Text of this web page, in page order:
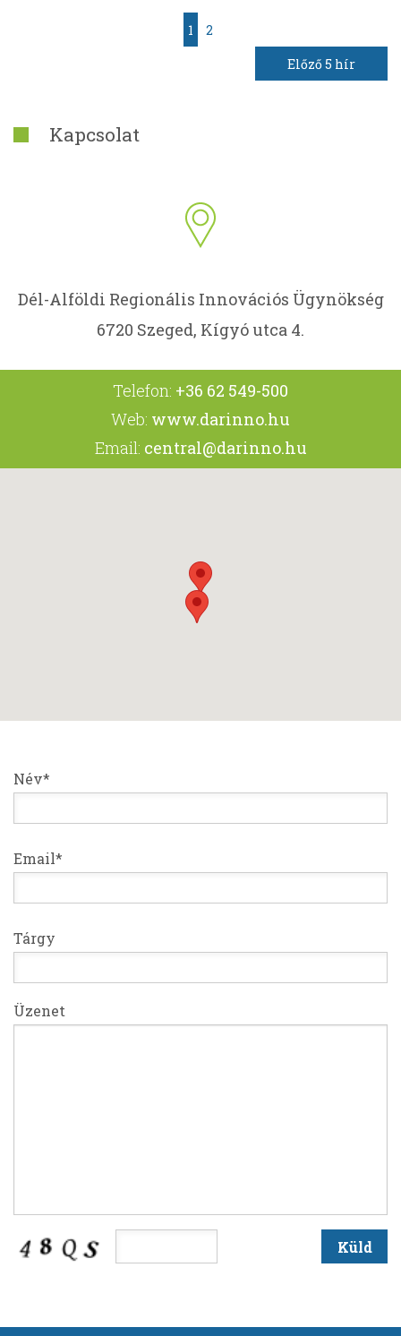
1
2
Előző 5 hír
Kapcsolat
Dél-Alföldi Regionális Innovációs Ügynökség
6720 Szeged, Kígyó utca 4.
Telefon: +36 62 549-500
Web: www.darinno.hu
Email: central@darinno.hu
Név*
Email*
Tárgy
Üzenet